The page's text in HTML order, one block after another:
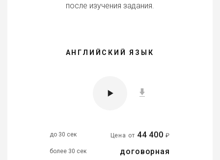
после изучения задания.
АНГЛИЙСКИЙ ЯЗЫК
до 30 сек Цена от 44 400 ₽
более 30 сек договорная